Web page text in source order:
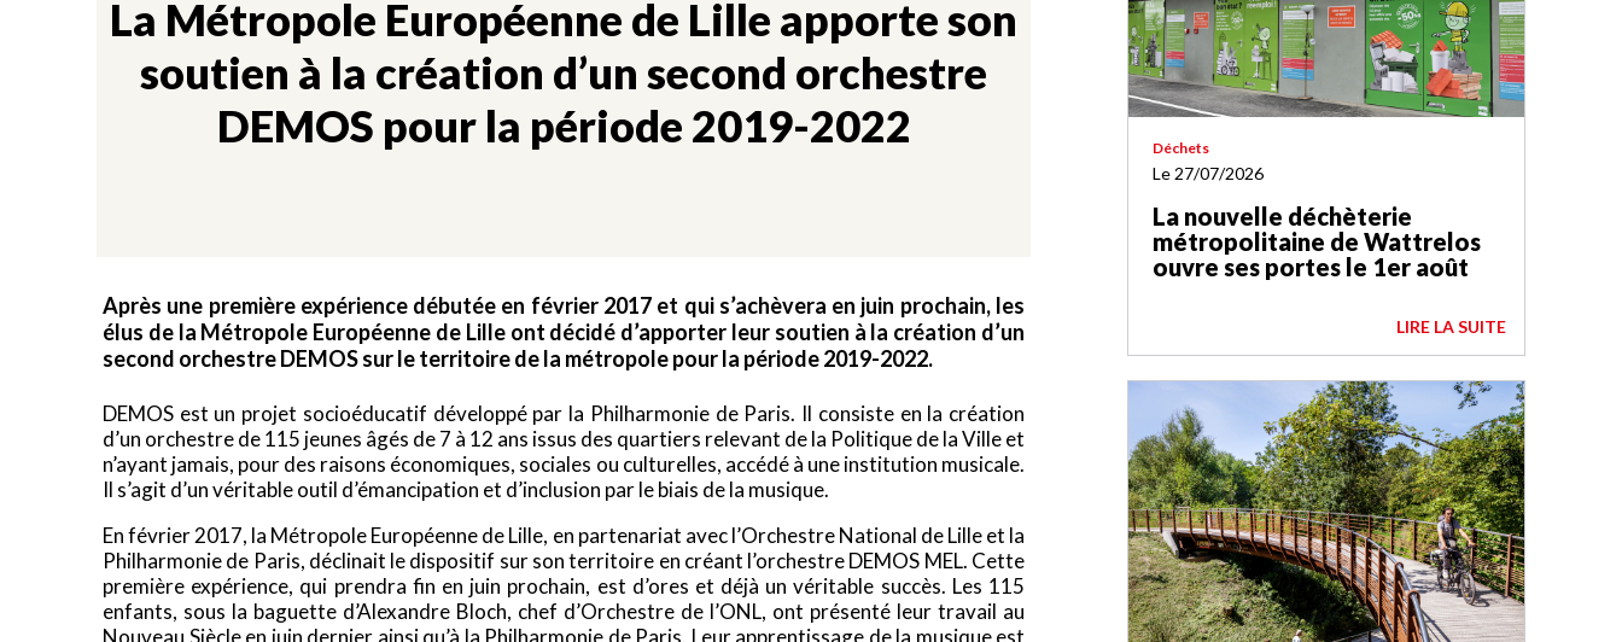
La Métropole Européenne de Lille apporte son
soutien à la création d’un second orchestre
DEMOS pour la période 2019-2022
Après une première expérience débutée en février 2017 et qui s’achèvera en juin prochain, les
élus de la Métropole Européenne de Lille ont décidé d’apporter leur soutien à la création d’un
second orchestre DEMOS sur le territoire de la métropole pour la période 2019-2022.
DEMOS est un projet socioéducatif développé par la Philharmonie de Paris. Il consiste en la création
d’un orchestre de 115 jeunes âgés de 7 à 12 ans issus des quartiers relevant de la Politique de la Ville et
n’ayant jamais, pour des raisons économiques, sociales ou culturelles, accédé à une institution musicale.
Il s’agit d’un véritable outil d’émancipation et d’inclusion par le biais de la musique.
En février 2017, la Métropole Européenne de Lille, en partenariat avec l’Orchestre National de Lille et la
Philharmonie de Paris, déclinait le dispositif sur son territoire en créant l’orchestre DEMOS MEL. Cette
première expérience, qui prendra fin en juin prochain, est d’ores et déjà un véritable succès. Les 115
enfants, sous la baguette d’Alexandre Bloch, chef d’Orchestre de l’ONL, ont présenté leur travail au
Nouveau Siècle en juin dernier ainsi qu’à la Philharmonie de Paris. Leur apprentissage de la musique est
Déchets
Le 27/07/2026
La nouvelle déchèterie
métropolitaine de Wattrelos
ouvre ses portes le 1er août
LIRE LA SUITE